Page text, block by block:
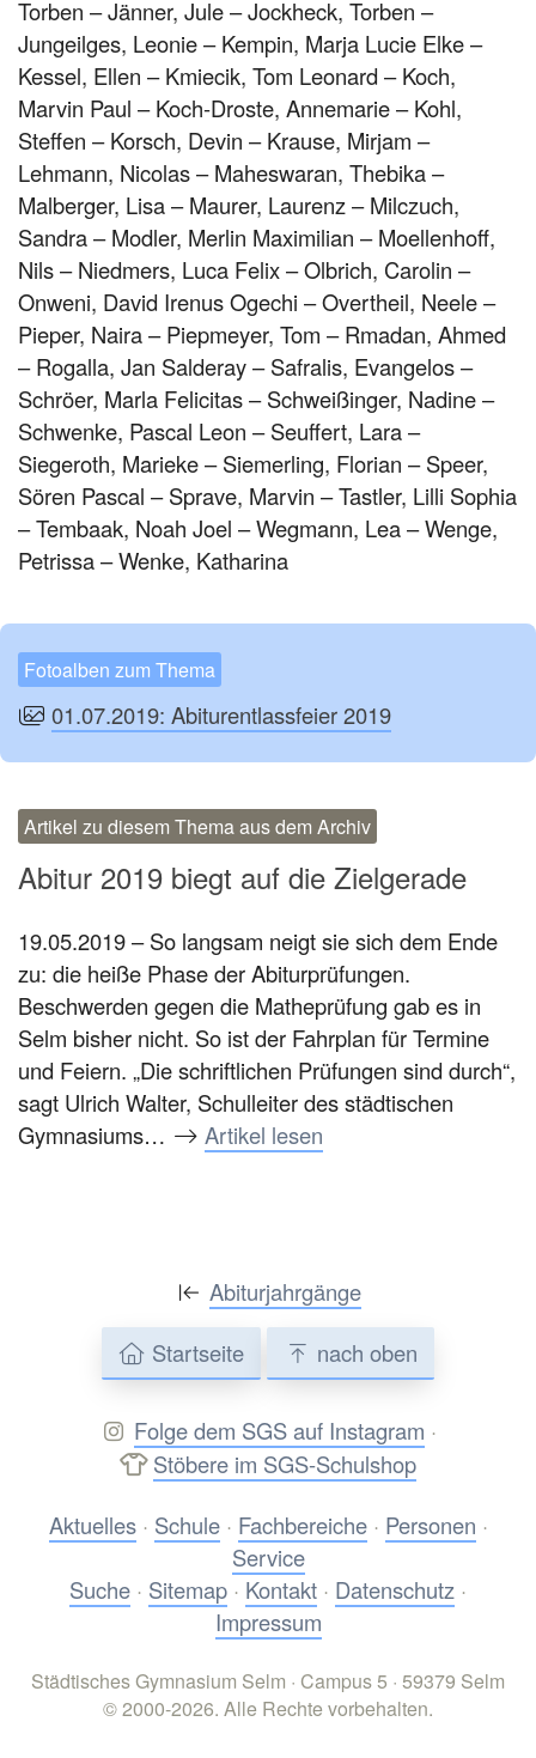
Torben – Jänner, Jule – Jockheck, Torben –
Jungeilges, Leonie – Kempin, Marja Lucie Elke –
Kessel, Ellen – Kmiecik, Tom Leonard – Koch,
Marvin Paul – Koch-Droste, Annemarie – Kohl,
Steffen – Korsch, Devin – Krause, Mirjam –
Lehmann, Nicolas – Maheswaran, Thebika –
Malberger, Lisa – Maurer, Laurenz – Milczuch,
Sandra – Modler, Merlin Maximilian – Moellenhoff,
Nils – Niedmers, Luca Felix – Olbrich, Carolin –
Onweni, David Irenus Ogechi – Overtheil, Neele –
Pieper, Naira – Piepmeyer, Tom – Rmadan, Ahmed
– Rogalla, Jan Salderay – Safralis, Evangelos –
Schröer, Marla Felicitas – Schweißinger, Nadine –
Schwenke, Pascal Leon – Seuffert, Lara –
Siegeroth, Marieke – Siemerling, Florian – Speer,
Sören Pascal – Sprave, Marvin – Tastler, Lilli Sophia
– Tembaak, Noah Joel – Wegmann, Lea – Wenge,
Petrissa – Wenke, Katharina
Fotoalben zum Thema
01.07.2019: Abiturentlassfeier 2019
Artikel zu diesem Thema aus dem Archiv
Abitur 2019 biegt auf die Zielgerade
19.05.2019 – So langsam neigt sie sich dem Ende
zu: die heiße Phase der Abiturprüfungen.
Beschwerden gegen die Matheprüfung gab es in
Selm bisher nicht. So ist der Fahrplan für Termine
und Feiern. „Die schriftlichen Prüfungen sind durch“,
sagt Ulrich Walter, Schulleiter des städtischen
Gymnasiums…
Artikel lesen
Abiturjahrgänge
Startseite
nach oben
Folge dem SGS auf Instagram ·
Stöbere im SGS-Schulshop
Aktuelles· Schule· Fachbereiche· Personen ·
Service
Suche · Sitemap · Kontakt · Datenschutz ·
Impressum
Städtisches Gymnasium Selm · Campus 5 · 59379 Selm
© 2000-2026. Alle Rechte vorbehalten.